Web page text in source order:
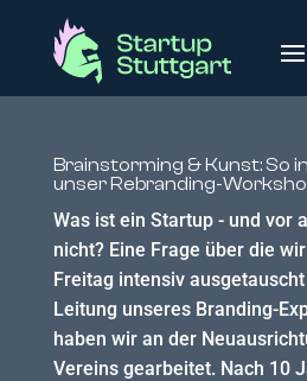
Brainstorming & Kunst: So
unser Rebranding-
Was ist ein Startup - und vor
nicht? Eine Frage über die
Freitag intensiv
Leitung unseres Branding-
haben wir an der
Vereins gearbeitet. Nach 10